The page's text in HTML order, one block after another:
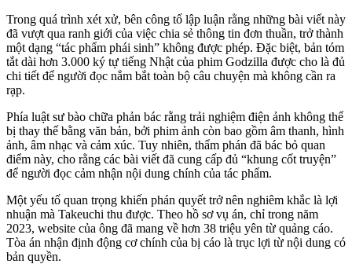
Trong quá trình xét xử, bên công tố lập luận rằng những bài viết này
đã vượt qua ranh giới của việc chia sẻ thông tin đơn thuần, trở thành
một dạng “tác phẩm phái sinh” không được phép. Đặc biệt, bản tóm
tắt dài hơn 3.000 ký tự tiếng Nhật của phim Godzilla được cho là đủ
chi tiết để người đọc nắm bắt toàn bộ câu chuyện mà không cần ra
rạp.
Phía luật sư bào chữa phản bác rằng trải nghiệm điện ảnh không thể
bị thay thế bằng văn bản, bởi phim ảnh còn bao gồm âm thanh, hình
ảnh, âm nhạc và cảm xúc. Tuy nhiên, thẩm phán đã bác bỏ quan
điểm này, cho rằng các bài viết đã cung cấp đủ “khung cốt truyện”
để người đọc cảm nhận nội dung chính của tác phẩm.
Một yếu tố quan trọng khiến phán quyết trở nên nghiêm khắc là lợi
nhuận mà Takeuchi thu được. Theo hồ sơ vụ án, chỉ trong năm
2023, website của ông đã mang về hơn 38 triệu yên từ quảng cáo.
Tòa án nhận định động cơ chính của bị cáo là trục lợi từ nội dung có
bản quyền.